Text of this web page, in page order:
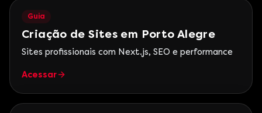
Guia
Criação de Sites em Porto Alegre
Sites profissionais com Next.js, SEO e performance
Acessar